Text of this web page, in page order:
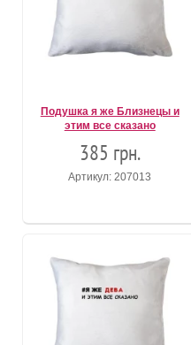
Подушка я же Близнецы и
этим все сказано
385 грн.
Артикул: 207013